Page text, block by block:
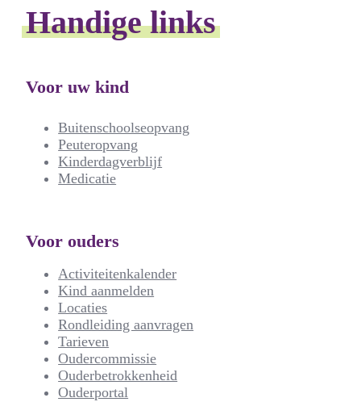
Handige links
Voor uw kind
Buitenschoolseopvang
Peuteropvang
Kinderdagverblijf
Medicatie
Voor ouders
Activiteitenkalender
Kind aanmelden
Locaties
Rondleiding aanvragen
Tarieven
Oudercommissie
Ouderbetrokkenheid
Ouderportal